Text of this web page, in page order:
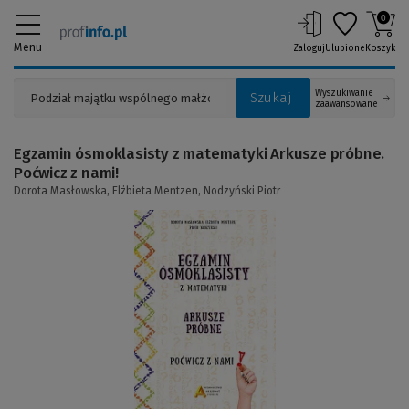
Menu
Szukaj
Wyszukiwanie
zaawansowane
ZalogujUlubione
0
Koszyk
Egzamin ósmoklasisty z matematyki Arkusze próbne.
Poćwicz z nami!
Dorota Masłowska, Elżbieta Mentzen, Nodzyński Piotr